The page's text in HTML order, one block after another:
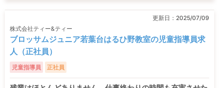
更新日： 2025/07/09
株式会社ティー&ティー
ブロッサムジュニア若葉台はるひ野教室の児童指導員求
人（正社員）
児童指導員 正社員